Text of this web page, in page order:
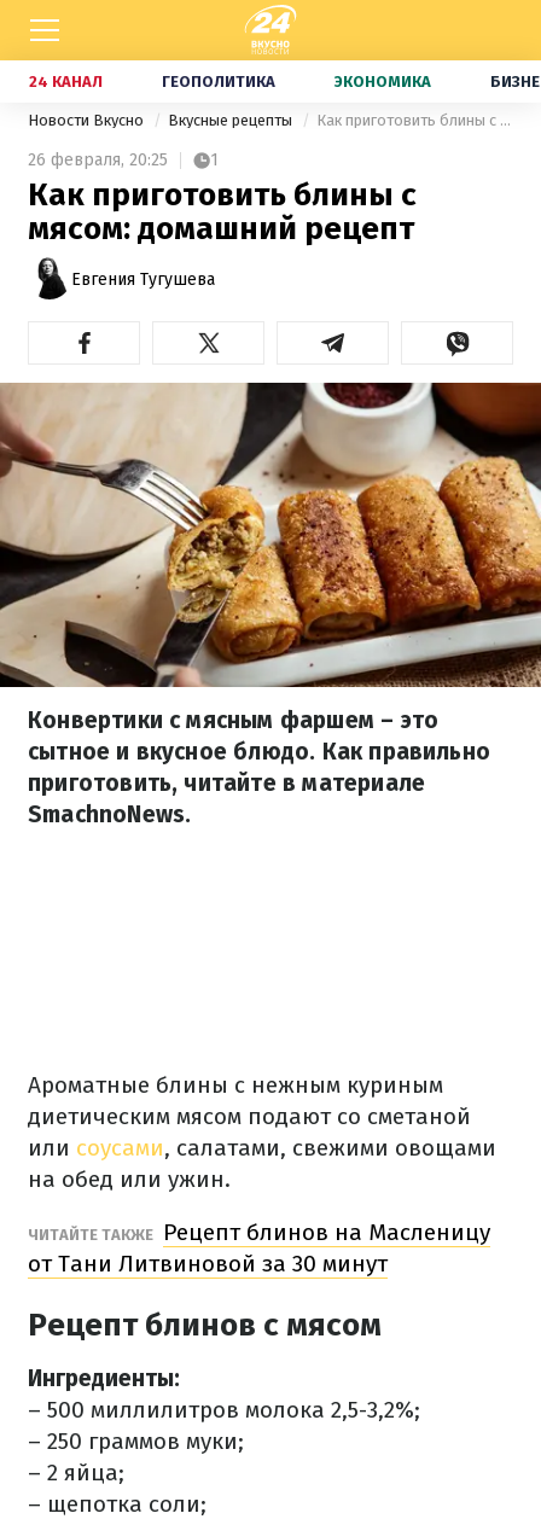
24 КАНАЛ ГЕОПОЛИТИКА ЭКОНОМИКА
Новости Вкусно Вкусные рецепты Как приготовить блины с мясом: домашний рецепт
26 февраля, 20:25 1
Как приготовить блины с
мясом: домашний рецепт
Евгения Тугушева
Конвертики с мясным фаршем – это
сытное и вкусное блюдо. Как правильно
приготовить, читайте в материале
SmachnoNews.
Ароматные блины с нежным куриным
диетическим мясом подают со сметаной
или соусами, салатами, свежими овощами
на обед или ужин.
ЧИТАЙТЕ ТАКЖЕ
Рецепт блинов на Масленицу
от Тани Литвиновой за 30 минут
Рецепт блинов с мясом
Ингредиенты:
– 500 миллилитров молока 2,5-3,2%;
– 250 граммов муки;
– 2 яйца;
– щепотка соли;